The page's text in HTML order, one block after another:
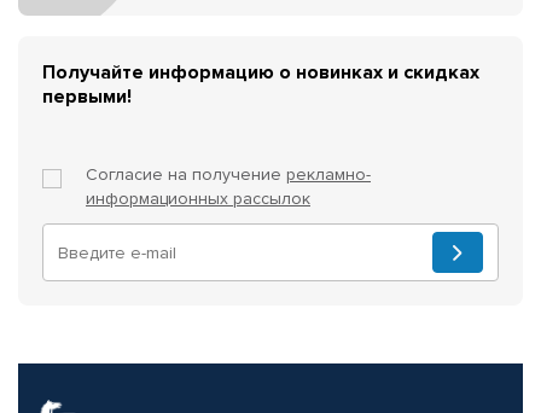
Получайте информацию о новинках и скидках
первыми!
Согласие на получение рекламно-
информационных рассылок